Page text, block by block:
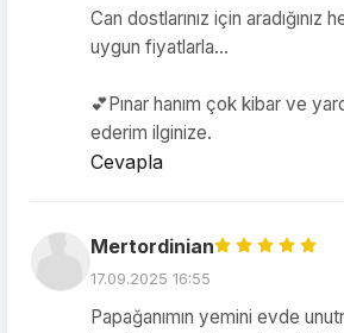
Can dostlarınız için aradığınız
uygun fiyatlarla...
💕Pınar hanım çok kibar ve
ederim ilginize.
Cevapla
Mertordinian
17.09.2025 16:55
Papağanımın yemini evde